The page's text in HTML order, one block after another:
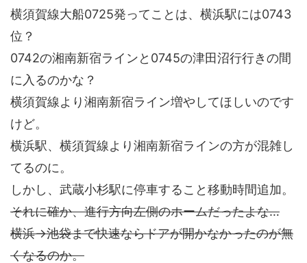
横須賀線大船0725発ってことは、横浜駅には0743
位？
0742の湘南新宿ラインと0745の津田沼行行きの間
に入るのかな？
横須賀線より湘南新宿ライン増やしてほしいのです
けど。
横浜駅、横須賀線より湘南新宿ラインの方が混雑し
てるのに。
しかし、武蔵小杉駅に停車すること移動時間追加。
それに確か、進行方向左側のホームだったよな…
横浜→池袋まで快速ならドアが開かなかったのが無
くなるのか。